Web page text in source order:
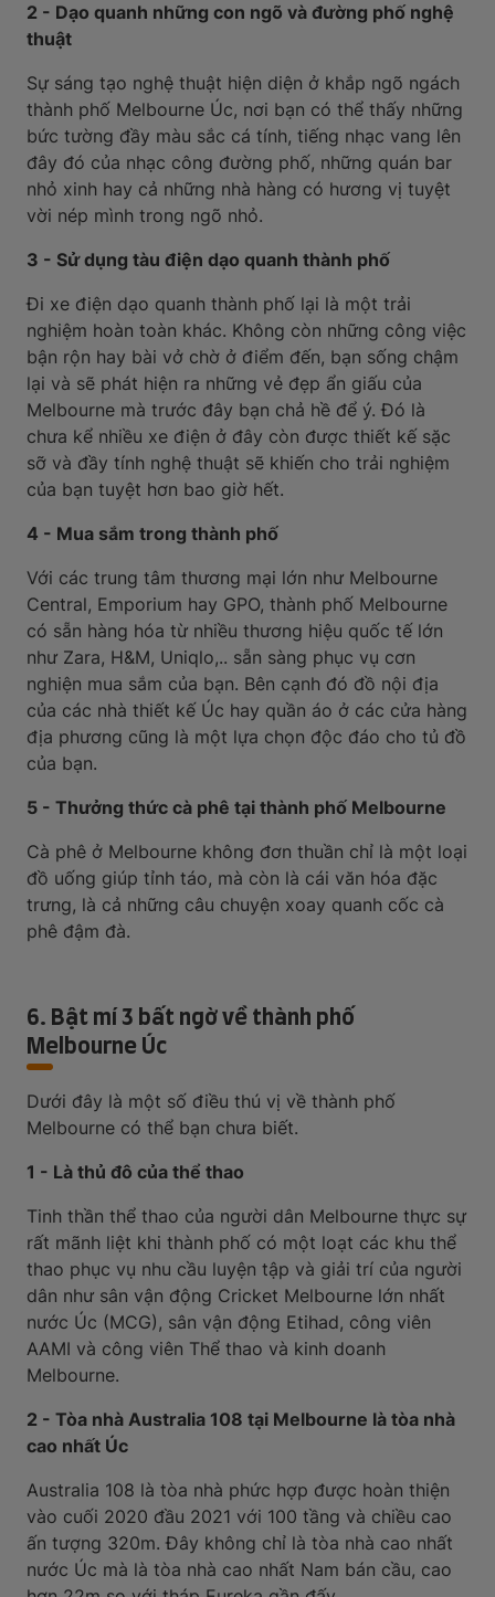
2 - Dạo quanh những con ngõ và đường phố nghệ
thuật
Sự sáng tạo nghệ thuật hiện diện ở khắp ngõ ngách
thành phố Melbourne Úc, nơi bạn có thể thấy những
bức tường đầy màu sắc cá tính, tiếng nhạc vang lên
đây đó của nhạc công đường phố, những quán bar
nhỏ xinh hay cả những nhà hàng có hương vị tuyệt
vời nép mình trong ngõ nhỏ.
3 - Sử dụng tàu điện dạo quanh thành phố
Đi xe điện dạo quanh thành phố lại là một trải
nghiệm hoàn toàn khác. Không còn những công việc
bận rộn hay bài vở chờ ở điểm đến, bạn sống chậm
lại và sẽ phát hiện ra những vẻ đẹp ẩn giấu của
Melbourne mà trước đây bạn chả hề để ý. Đó là
chưa kể nhiều xe điện ở đây còn được thiết kế sặc
sỡ và đầy tính nghệ thuật sẽ khiến cho trải nghiệm
của bạn tuyệt hơn bao giờ hết.
4 - Mua sắm trong thành phố
Với các trung tâm thương mại lớn như Melbourne
Central, Emporium hay GPO, thành phố Melbourne
có sẵn hàng hóa từ nhiều thương hiệu quốc tế lớn
như Zara, H&M, Uniqlo,.. sẵn sàng phục vụ cơn
nghiện mua sắm của bạn. Bên cạnh đó đồ nội địa
của các nhà thiết kế Úc hay quần áo ở các cửa hàng
địa phương cũng là một lựa chọn độc đáo cho tủ đồ
của bạn.
5 - Thưởng thức cà phê tại thành phố Melbourne
Cà phê ở Melbourne không đơn thuần chỉ là một loại
đồ uống giúp tỉnh táo, mà còn là cái văn hóa đặc
trưng, là cả những câu chuyện xoay quanh cốc cà
phê đậm đà.
6. Bật mí 3 bất ngờ về thành phố
Melbourne Úc
Dưới đây là một số điều thú vị về thành phố
Melbourne có thể bạn chưa biết.
1 - Là thủ đô của thể thao
Tinh thần thể thao của người dân Melbourne thực sự
rất mãnh liệt khi thành phố có một loạt các khu thể
thao phục vụ nhu cầu luyện tập và giải trí của người
dân như sân vận động Cricket Melbourne lớn nhất
nước Úc (MCG), sân vận động Etihad, công viên
AAMI và công viên Thể thao và kinh doanh
Melbourne.
2 - Tòa nhà Australia 108 tại Melbourne là tòa nhà
cao nhất Úc
Australia 108 là tòa nhà phức hợp được hoàn thiện
vào cuối 2020 đầu 2021 với 100 tầng và chiều cao
ấn tượng 320m. Đây không chỉ là tòa nhà cao nhất
nước Úc mà là tòa nhà cao nhất Nam bán cầu, cao